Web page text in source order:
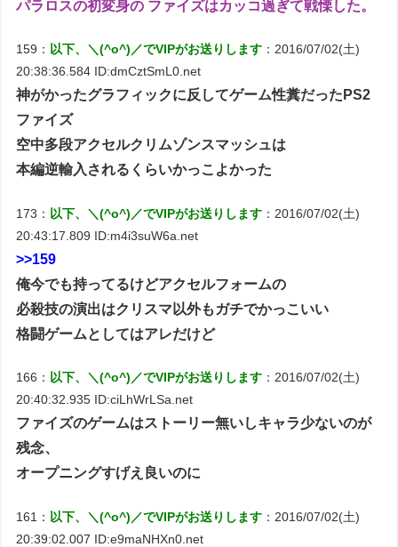
パラロスの初変身の ファイズはカッコ過ぎて戦慄した。
159： 以下、＼(^o^)／でVIPがお送りします ：2016/07/02(土)
20:38:36.584 ID:dmCztSmL0.net
神がかったグラフィックに反してゲーム性糞だったPS2
ファイズ
空中多段アクセルクリムゾンスマッシュは
本編逆輸入されるくらいかっこよかった
173： 以下、＼(^o^)／でVIPがお送りします ：2016/07/02(土)
20:43:17.809 ID:m4i3suW6a.net
>>159
俺今でも持ってるけどアクセルフォームの
必殺技の演出はクリスマ以外もガチでかっこいい
格闘ゲームとしてはアレだけど
166： 以下、＼(^o^)／でVIPがお送りします ：2016/07/02(土)
20:40:32.935 ID:ciLhWrLSa.net
ファイズのゲームはストーリー無いしキャラ少ないのが
残念、
オープニングすげえ良いのに
161： 以下、＼(^o^)／でVIPがお送りします ：2016/07/02(土)
20:39:02.007 ID:e9maNHXn0.net